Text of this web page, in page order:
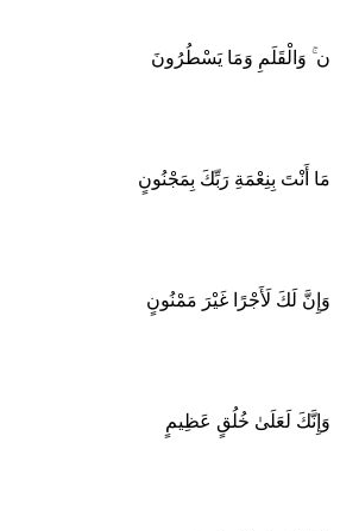
ن ۚ وَالْقَلَمِ وَمَا يَسْطُرُونَ
مَا أَنْتَ بِنِعْمَةِ رَبِّكَ بِمَجْنُونٍ
وَإِنَّ لَكَ لَأَجْرًا غَيْرَ مَمْنُونٍ
وَإِنَّكَ لَعَلَىٰ خُلُقٍ عَظِيمٍ